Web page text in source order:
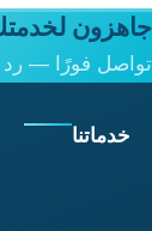
جاهزون
تواصل فورًا —
خدماتنا